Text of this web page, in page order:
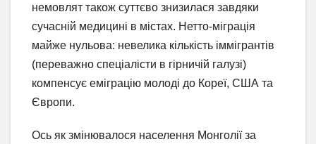
немовлят також суттєво знизилася завдяки
сучасній медицині в містах. Нетто-міграція
майже нульова: невелика кількість іммігрантів
(переважно спеціалісти в гірничій галузі)
компенсує еміграцію молоді до Кореї, США та
Європи.
Ось як змінювалося населення Монголії за